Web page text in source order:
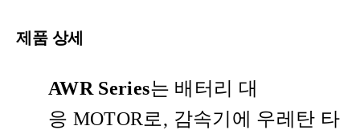
제품 상세
AWR Series는 배터리 대
응 MOTOR 로 , 감속기에 우레탄 타